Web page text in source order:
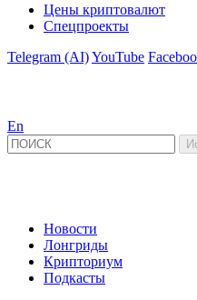
Цены криптовалют
Спецпроекты
Telegram (AI)YouTube
En
Новости
Лонгриды
Крипториум
Подкасты